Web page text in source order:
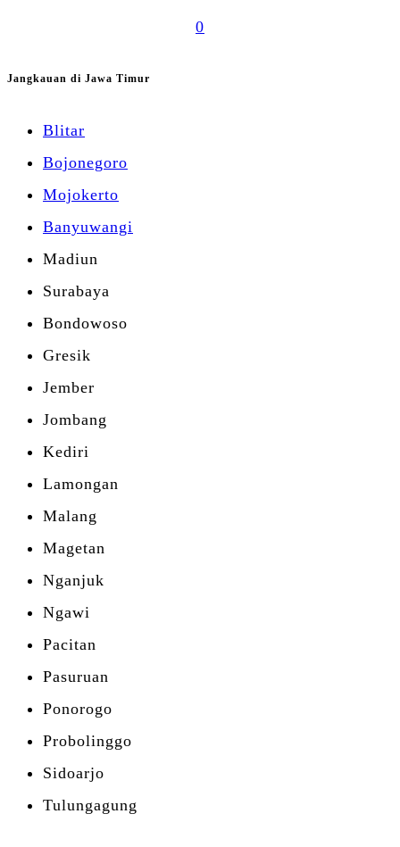
0
Jangkauan di Jawa Timur
Blitar
Bojonegoro
Mojokerto
Banyuwangi
Madiun
Surabaya
Bondowoso
Gresik
Jember
Jombang
Kediri
Lamongan
Malang
Magetan
Nganjuk
Ngawi
Pacitan
Pasuruan
Ponorogo
Probolinggo
Sidoarjo
Tulungagung